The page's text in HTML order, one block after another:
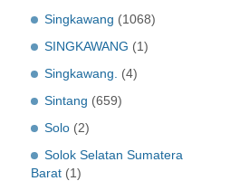
Singkawang (1068)
SINGKAWANG (1)
Singkawang.
(4)
Sintang (659)
Solo (2)
Solok Selatan Sumatera
Barat (1)